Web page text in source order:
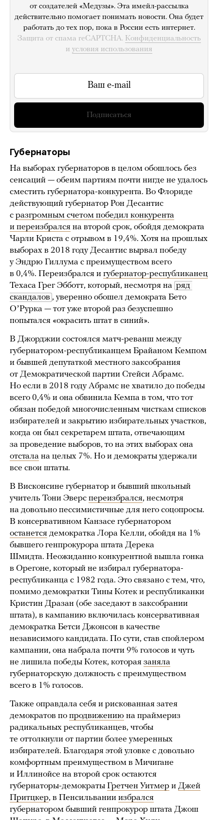
от создателей «Медузы». Эта имейл-рассылка
действительно помогает понимать новости. Она будет
работать до тех пор, пока в России есть интернет.
Защита от спама reCAPTCHA. Конфиденциальность
и условия использования
Подписаться
Губернаторы
На выборах губернаторов в целом обошлось без
сенсаций — обеим партиям почти нигде не удалось
сместить губернатора-конкурента. Во Флориде
действующий губернатор Рон Десантис
с разгромным счетом победил конкурента
и переизбрался на второй срок, обойдя демократа
Чарли Криста с отрывом в 19,4%. Хотя на прошлых
выборах в 2018 году Десантис вырвал победу
у Эндрю Гиллума с преимуществом всего
в 0,4%. Переизбрался и губернатор-республиканец
Техаса Грег Эбботт, который, несмотря на ряд
скандалов , уверенно обошел демократа Бето
ОʼРурка — тот уже второй раз безуспешно
попытался «окрасить штат в синий».
В Джорджии состоялся матч-реванш между
губернатором-республиканцем Брайаном Кемпом
и бывшей депутаткой местного заксобрания
от Демократической партии Стейси Абрамс.
Но если в 2018 году Абрамс не хватило до победы
всего 0,4% и она обвинила Кемпа в том, что тот
обязан победой многочисленным чисткам списков
избирателей и закрытию избирательных участков,
когда он был секретарем штата, отвечающим
за проведение выборов, то на этих выборах она
отстала на целых 7%. Но и демократы удержали
все свои штаты.
В Висконсине губернатор и бывший школьный
учитель Тони Эверс переизбрался, несмотря
на довольно пессимистичные для него соцопросы.
В консервативном Канзасе губернатором
останется демократка Лора Келли, обойдя на 1%
бывшего генпрокурора штата Дерека
Шмидта. Неожиданно конкурентной вышла гонка
в Орегоне, который не избирал губернатора-
республиканца с 1982 года. Это связано с тем, что,
помимо демократки Тины Котек и республиканки
Кристин Дразан (обе заседают в заксобрании
штата), в кампанию включилась консервативная
демократка Бетси Джонсон в качестве
независимого кандидата. По сути, став спойлером
кампании, она набрала почти 9% голосов и чуть
не лишила победы Котек, которая заняла
губернаторскую должность с преимуществом
всего в 1% голосов.
Также оправдала себя и рискованная затея
демократов по продвижению на праймериз
радикальных республиканцев, чтобы
те оттолкнули от партии более умеренных
избирателей. Благодаря этой уловке с довольно
комфортным преимуществом в Мичигане
и Иллинойсе на второй срок остаются
губернаторы-демократы Гретчен Уитмер и Джей
Притцкер, в Пенсильвании избрался
губернатором бывший генпрокурор штата Джош